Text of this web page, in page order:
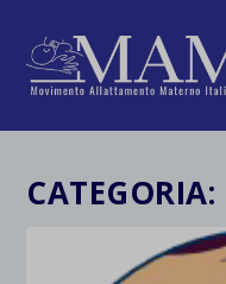
CATEGORIA: